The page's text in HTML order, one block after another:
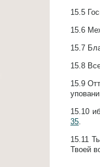
15.5
15.6
15.7
15.8
15.9
15.10
35.
15.11
Твоей